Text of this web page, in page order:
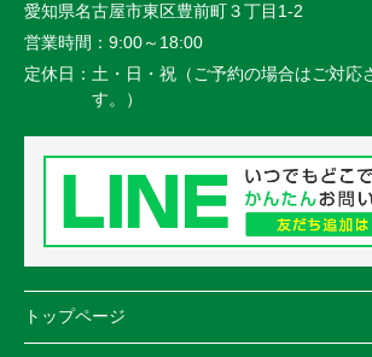
愛知県名古屋市東区豊前町３丁目1-2
営業時間： 9:00～18:00
定休日： 土・日・祝（ご予約の場合はご対応
す。）
トップページ